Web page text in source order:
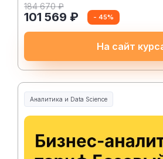
184 670 ₽
101 569 ₽ - 45%
На сайт
Аналитика и Data Science